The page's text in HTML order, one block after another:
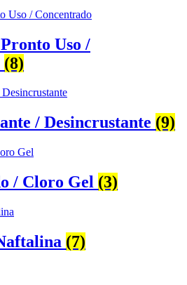
Uso /
(8)
/ Desincrustante (9)
/ Cloro Gel (3)
(7)